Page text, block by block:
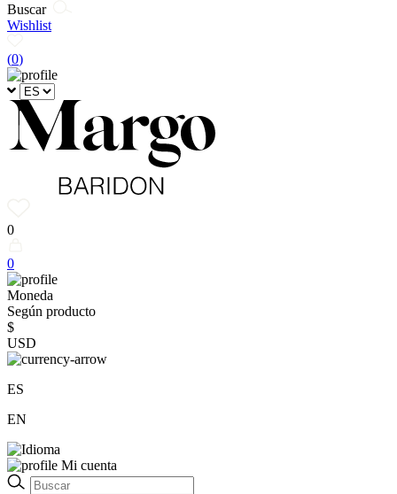
Buscar
Wishlist
(0)
0
0
Moneda
Según producto
$
USD
ES
EN
Mi cuenta